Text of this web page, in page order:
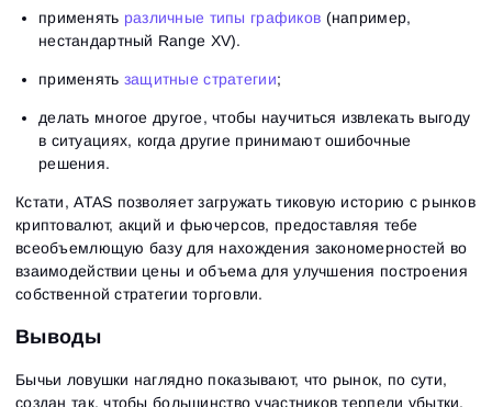
применять различные типы графиков (например,
нестандартный Range XV).
применять защитные стратегии;
делать многое другое, чтобы научиться извлекать выгоду
в ситуациях, когда другие принимают ошибочные
решения.
Кстати, ATAS позволяет загружать тиковую историю с рынков
криптовалют, акций и фьючерсов, предоставляя тебе
всеобъемлющую базу для нахождения закономерностей во
взаимодействии цены и объема для улучшения построения
собственной стратегии торговли.
Выводы
Бычьи ловушки наглядно показывают, что рынок, по сути,
создан так, чтобы большинство участников терпели убытки.